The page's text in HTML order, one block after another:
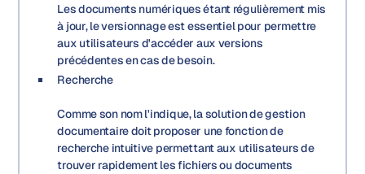
Les documents numériques étant régulièrement mis
à jour, le versionnage est essentiel pour permettre
aux utilisateurs d'accéder aux versions
précédentes en cas de besoin.
Recherche
Comme son nom l'indique, la solution de gestion
documentaire doit proposer une fonction de
recherche intuitive permettant aux utilisateurs de
trouver rapidement les fichiers ou documents